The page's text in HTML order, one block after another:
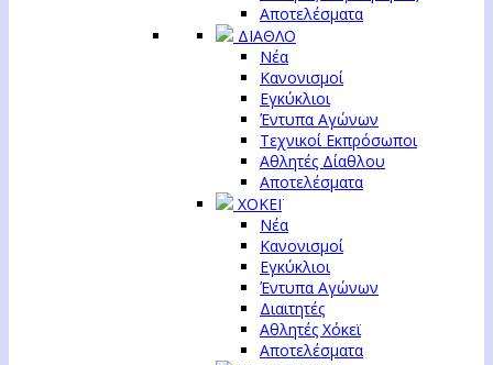
Αποτελέσματα
ΔΙΑΘΛΟ
Νέα
Κανονισμοί
Εγκύκλιοι
Έντυπα Αγώνων
Τεχνικοί Εκπρόσωποι
Αθλητές Δίαθλου
Αποτελέσματα
ΧΟΚΕΪ
Νέα
Κανονισμοί
Εγκύκλιοι
Έντυπα Αγώνων
Διαιτητές
Αθλητές Χόκεϊ
Αποτελέσματα